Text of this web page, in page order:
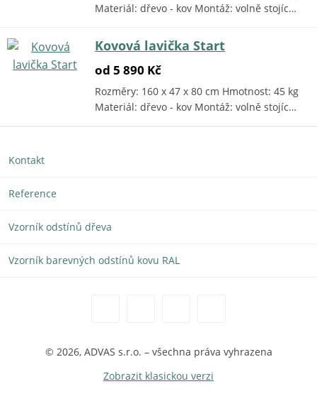
Materiál: dřevo - kov Montáž: volně stojíc…
Kovová lavička Start
od 5 890 Kč
Rozměry: 160 x 47 x 80 cm Hmotnost: 45 kg
Materiál: dřevo - kov Montáž: volně stojíc…
Kontakt
Reference
Vzorník odstínů dřeva
Vzorník barevných odstínů kovu RAL
© 2026, ADVAS s.r.o. – všechna práva vyhrazena
Zobrazit klasickou verzi